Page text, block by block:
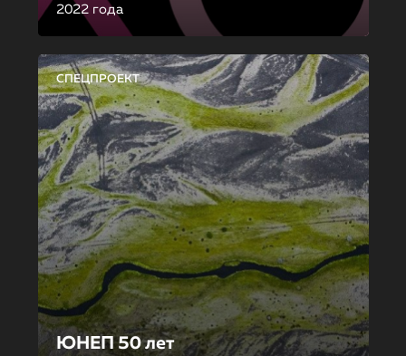
2022 года
СПЕЦПРОЕКТ
ЮНЕП 50 лет